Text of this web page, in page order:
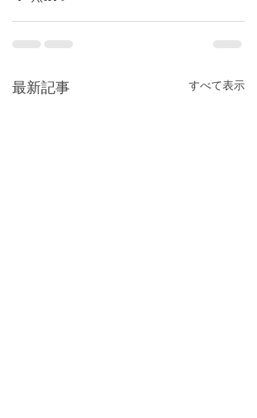
最新記事 すべて表示